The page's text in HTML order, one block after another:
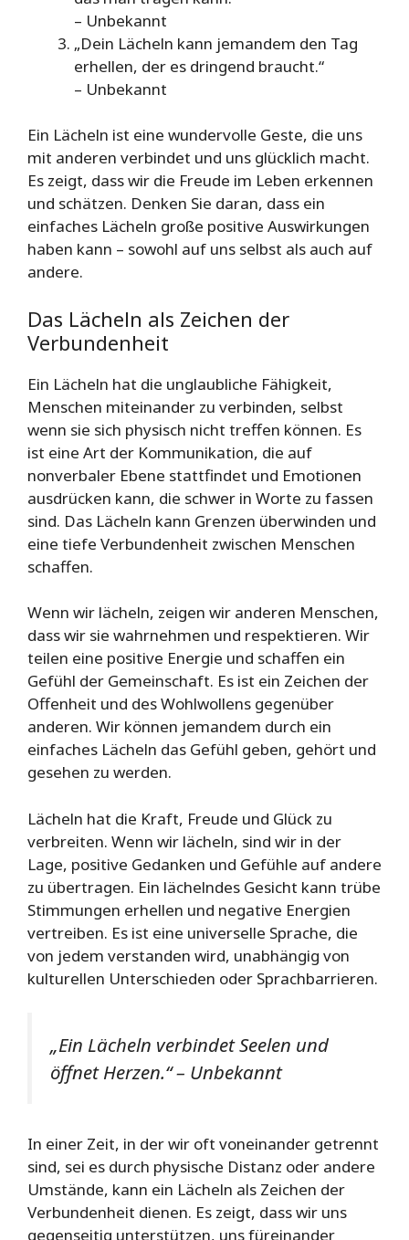
– Unbekannt
„Dein Lächeln kann jemandem den Tag
erhellen, der es dringend braucht.“
– Unbekannt
Ein Lächeln ist eine wundervolle Geste, die uns
mit anderen verbindet und uns glücklich macht.
Es zeigt, dass wir die Freude im Leben erkennen
und schätzen. Denken Sie daran, dass ein
einfaches Lächeln große positive Auswirkungen
haben kann – sowohl auf uns selbst als auch auf
andere.
Das Lächeln als Zeichen der
Verbundenheit
Ein Lächeln hat die unglaubliche Fähigkeit,
Menschen miteinander zu verbinden, selbst
wenn sie sich physisch nicht treffen können. Es
ist eine Art der Kommunikation, die auf
nonverbaler Ebene stattfindet und Emotionen
ausdrücken kann, die schwer in Worte zu fassen
sind. Das Lächeln kann Grenzen überwinden und
eine tiefe Verbundenheit zwischen Menschen
schaffen.
Wenn wir lächeln, zeigen wir anderen Menschen,
dass wir sie wahrnehmen und respektieren. Wir
teilen eine positive Energie und schaffen ein
Gefühl der Gemeinschaft. Es ist ein Zeichen der
Offenheit und des Wohlwollens gegenüber
anderen. Wir können jemandem durch ein
einfaches Lächeln das Gefühl geben, gehört und
gesehen zu werden.
Lächeln hat die Kraft, Freude und Glück zu
verbreiten. Wenn wir lächeln, sind wir in der
Lage, positive Gedanken und Gefühle auf andere
zu übertragen. Ein lächelndes Gesicht kann trübe
Stimmungen erhellen und negative Energien
vertreiben. Es ist eine universelle Sprache, die
von jedem verstanden wird, unabhängig von
kulturellen Unterschieden oder Sprachbarrieren.
„Ein Lächeln verbindet Seelen und
öffnet Herzen.“ – Unbekannt
In einer Zeit, in der wir oft voneinander getrennt
sind, sei es durch physische Distanz oder andere
Umstände, kann ein Lächeln als Zeichen der
Verbundenheit dienen. Es zeigt, dass wir uns
gegenseitig unterstützen, uns füreinander